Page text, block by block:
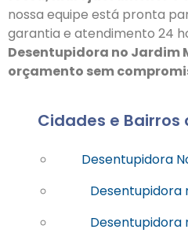
nossa equipe está pronta
garantia e atendimento 24
Desentupidora no Jardim
orçamento sem
Cidades e
Desentupidora
Desentupidora
Desentupidora